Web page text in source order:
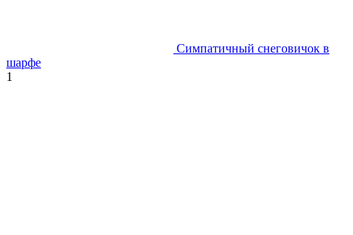
Симпатичный снеговичок в
шарфе
1